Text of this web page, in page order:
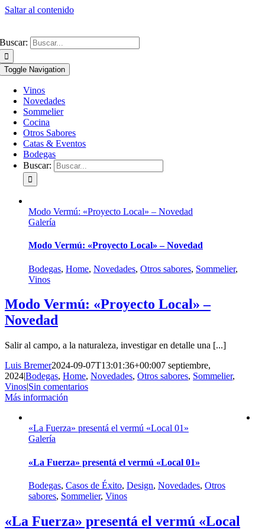
Saltar al contenido
Buscar:
Toggle Navigation
Vinos
Novedades
Sommelier
Cocina
Otros Sabores
Catas & Eventos
Bodegas
Buscar:
Modo Vermú: «Proyecto Local» – Novedad
Galería
Modo Vermú: «Proyecto Local» – Novedad
Bodegas, Home, Novedades, Otros sabores, Sommelier,
Vinos
Modo Vermú: «Proyecto Local» –
Novedad
Salir al campo, a la naturaleza, investigar en detalle una [...]
Luis Bremer2024-09-07T13:01:36+00:007 septiembre,
2024|Bodegas, Home, Novedades, Otros sabores, Sommelier,
Vinos|Sin comentarios
Más información
«La Fuerza» presentá el vermú «Local 01»
Galería
«La Fuerza» presentá el vermú «Local 01»
Bodegas, Casos de Éxito, Design, Novedades, Otros
sabores, Sommelier, Vinos
«La Fuerza» presentá el vermú «Local